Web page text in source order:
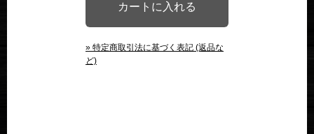
» 特定商取引法に基づく表記 (返品な
ど)